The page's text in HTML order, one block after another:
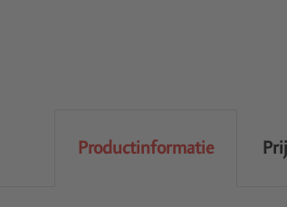
Productinformatie